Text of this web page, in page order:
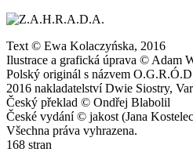
Text © Ewa Kolaczyńska, 2016
Ilustrace a grafická úprava © Adam
Polský originál s názvem
2016 nakladatelství Dwie Siostry,
Český překlad © Ondřej Blabolil
České vydání © jakost (Jana
Všechna práva vyhrazena.
168 stran